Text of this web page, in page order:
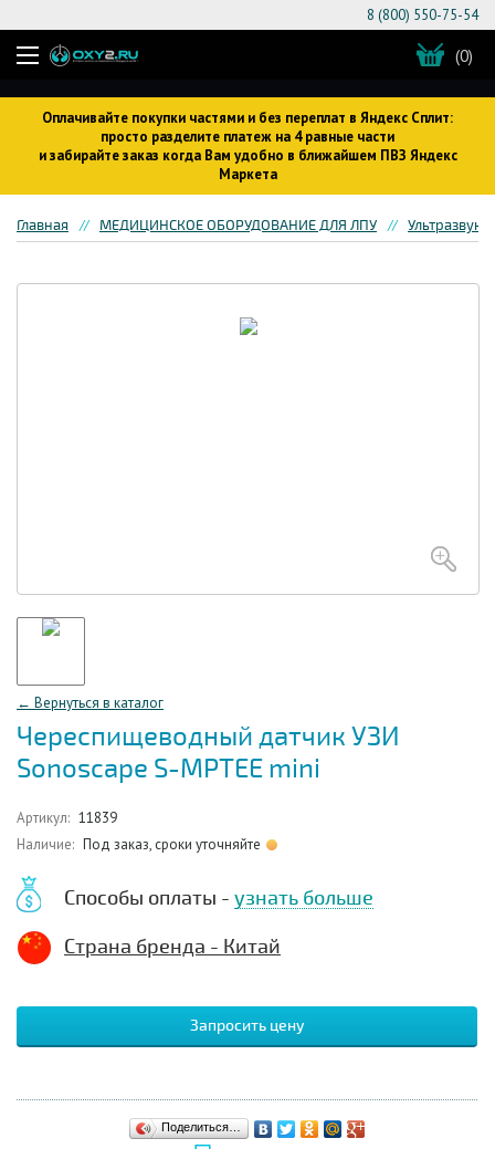
Оплачивайте покупки частями и без переплат в Яндекс Сплит:
просто разделите платеж на 4 равные части
и забирайте заказ когда Вам удобно в ближайшем ПВЗ Яндекс
Маркета
8 (800) 550-75-54
(0)
Главная МЕДИЦИНСКОЕ ОБОРУДОВАНИЕ ДЛЯ ЛПУ
← Вернуться в каталог
Череспищеводный датчик УЗИ
Sonoscape S-МРТЕЕ mini
Артикул: 11839
Наличие: Под заказ, сроки уточняйте
Способы оплаты - узнать больше
Страна бренда - Китай
Запросить цену
Поделиться…